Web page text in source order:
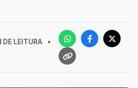
DE LEITURA
•